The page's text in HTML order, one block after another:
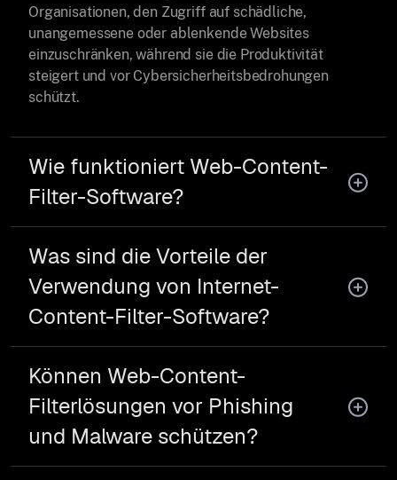
Organisationen, den Zugriff auf schädliche,
unangemessene oder ablenkende Websites
einzuschränken, während sie die Produktivität
steigert und vor Cybersicherheitsbedrohungen
schützt.
Wie funktioniert Web-Content-
Filter-Software?
Was sind die Vorteile der
Verwendung von Internet-
Content-Filter-Software?
Können Web-Content-
Filterlösungen vor Phishing
und Malware schützen?